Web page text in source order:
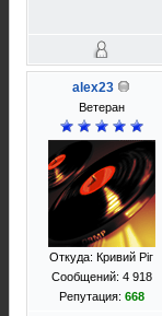
alex23
Ветеран
Откуда: Кривий Рiг
Сообщений: 4 918
Репутация: 668